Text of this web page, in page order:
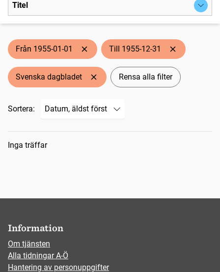
Titel
Från 1955-01-01 Till 1955-12-31
Svenska dagbladet Rensa alla filter
Sortera:
Sökresultat
Inga träffar
Information
Om tjänsten
Alla tidningar A-Ö
Hantering av personuppgifter